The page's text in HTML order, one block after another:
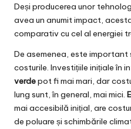
Deși producerea unor
avea un anumit impact,
comparativ cu cel al energiei
De asemenea, este important
costurile. Investițiile inițiale în
verdepot fi mai mari, dar
lung sunt, în general, mai mici.
mai accesibilă inițial, are
de poluare și schimbările